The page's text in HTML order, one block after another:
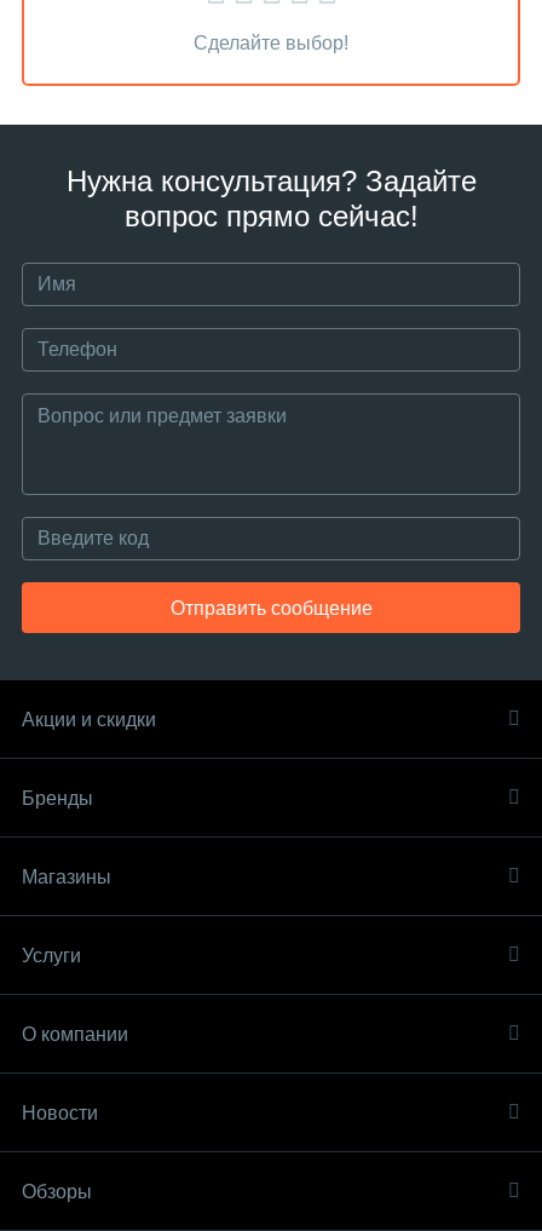
Сделайте выбор!
Нужна консультация? Задайте
вопрос прямо сейчас!
Отправить сообщение
Акции и скидки
Бренды
Магазины
Услуги
О компании
Новости
Обзоры